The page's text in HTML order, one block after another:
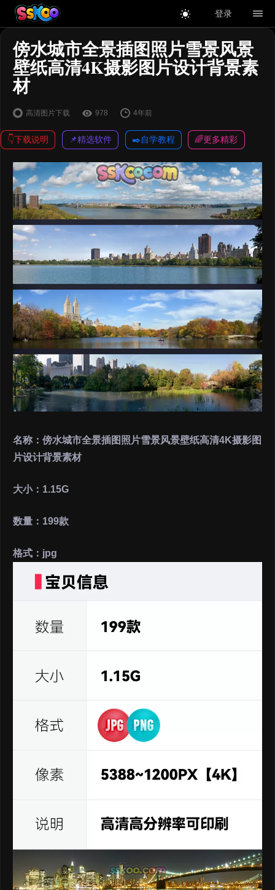
登录
傍水城市全景插图照片雪景风景
壁纸高清4K摄影图片设计背景素
材
高清图片下载 978 4年前
👇下载说明 📌精选软件 ✒️自学教程 🌈更多精彩
名称：傍水城市全景插图照片雪景风景壁纸高清4K摄影图
片设计背景素材
大小：1.15G
数量：199款
格式：jpg